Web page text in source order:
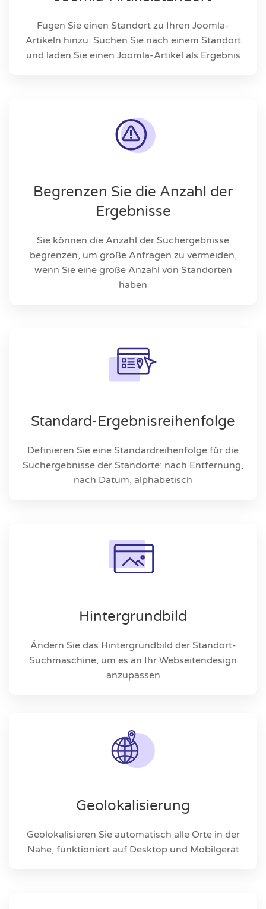
Fügen Sie einen Standort zu Ihren Joomla-
Artikeln hinzu. Suchen Sie nach einem Standort
und laden Sie einen Joomla-Artikel als Ergebnis
Begrenzen Sie die Anzahl der
Ergebnisse
Sie können die Anzahl der Suchergebnisse
begrenzen, um große Anfragen zu vermeiden,
wenn Sie eine große Anzahl von Standorten
haben
Standard-Ergebnisreihenfolge
Definieren Sie eine Standardreihenfolge für die
Suchergebnisse der Standorte: nach Entfernung,
nach Datum, alphabetisch
Hintergrundbild
Ändern Sie das Hintergrundbild der Standort-
Suchmaschine, um es an Ihr Webseitendesign
anzupassen
Geolokalisierung
Geolokalisieren Sie automatisch alle Orte in der
Nähe, funktioniert auf Desktop und Mobilgerät